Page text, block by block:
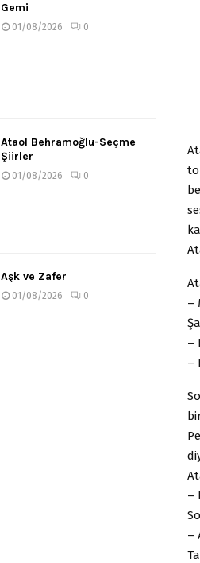
–
–
–
–
–
Gemi
01/08/2026 0
Ataol Behramoğlu-Seçme
Şiirler
01/08/2026 0
Aşk ve Zafer
01/08/2026 0